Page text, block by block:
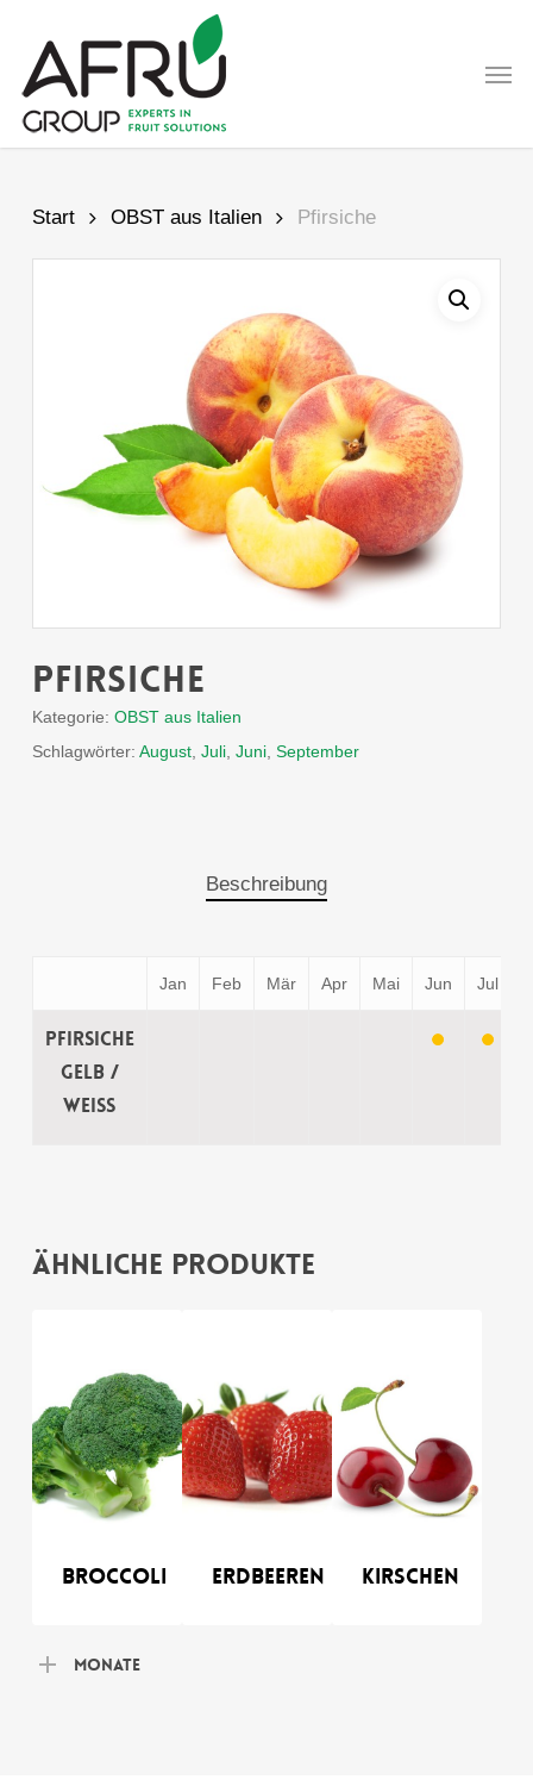
main
content
Start OBST aus Italien Pfirsiche
Pfirsiche
Kategorie: OBST aus Italien
Schlagwörter: August, Juli, Juni, September
Beschreibung
Jan Feb Mär Apr Mai Jun Jul
Pfirsiche
gelb /
weiss
Ähnliche Produkte
Broccoli Erdbeeren Kirschen
Monate